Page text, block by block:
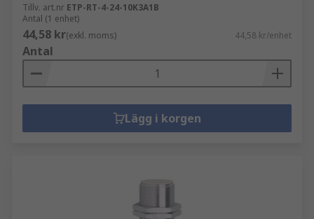
Tillv. art.nr ETP-RT-4-24-10K3A1B
Antal (1 enhet)
44,58 kr(exkl. moms) 44,58 kr/enhet
Antal
Lägg i korgen